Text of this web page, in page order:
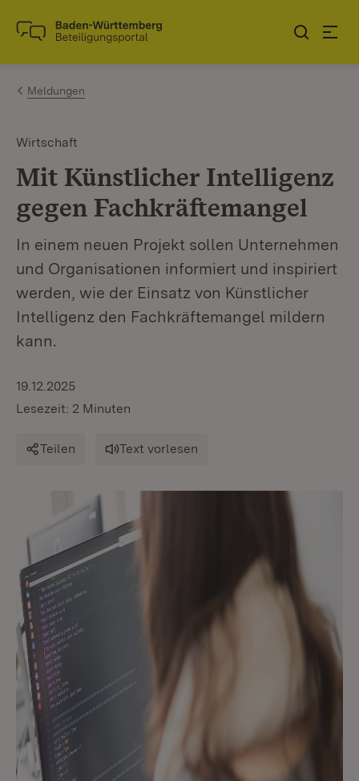
Zum Inhalt springen
Link zur Startseite
Meldungen
Wirtschaft
Mit Künstlicher Intelligenz
gegen Fachkräftemangel
In einem neuen Projekt sollen Unternehmen
und Organisationen informiert und inspiriert
werden, wie der Einsatz von Künstlicher
Intelligenz den Fachkräftemangel mildern
kann.
19.12.2025
Lesezeit: 2 Minuten
Teilen Text vorlesen